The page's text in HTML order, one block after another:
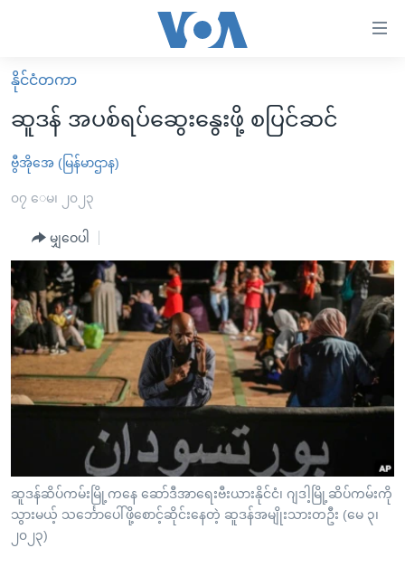
လွယ်ကူ
စေ
Link
များ
အကြောင်းအရာ
သို့
ကျော်
ကြည့်
ရန်
ပင်မ
အ
ကျော်
ကြည့်
မူလစာမျက်နှာ
မြန်မာ
ကမ္ဘာ့သတင်းများ
နိုင်ငံတကာ
တရုတ်
အစ္စရေး-ပါလက်စတိုင်း
ဗွီဒီယို
ရပ်ဝန်းတခု လမ်းတခု အလွန်
အင်္ဂလိပ်စာလေ့လာမယ်
အမေရိကန်သုံးအီဒီယံ
မကြေးမုံရဲ့ အင်္ဂလိပ်စာ
ရုပ်ရှင်ထဲက အင်္ဂလိပ်စာ
သုတပဒေသာ အင်္ဂလိပ်စာ
အပတ်စဉ်ကဏ္ဍများ
ရေဒီယို
တီဗွီ
ရေဒီယိုနှင့်ရုပ်သံ အချက်အလက်များ
ရေဒီယို/တီဗွီအစီအစဉ်
Learning English
ဗွီအိုအေ လူမှုကွန်ယက်များ
နိုင်ငံတကာ
ဆူဒန် အပစ်ရပ်ဆွေးနွေးဖို့ စပြင်ဆင်
ဗွီအိုအေ (မြန်မာဌာန)
၀၇ ေမ၊ ၂၀၂၃
မျှဝေပါ
ဆူဒန်ဆိပ်ကမ်းမြို့ကနေ ဆော်ဒီအာရေးဗီးယားနိုင်ငံ၊ ဂျဒါ့မြို့ဆိပ်ကမ်းကို
သွားမယ့် သင်္ဘောပေါ်ဖို့စောင့်ဆိုင်းနေတဲ့ ဆူဒန်အမျိုးသားတဦး (မေ ၃၊
၂၀၂၃)